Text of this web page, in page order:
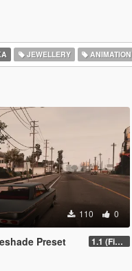
JEWELLERY ANIMATION
110 0
Preset 1.1 (Final)